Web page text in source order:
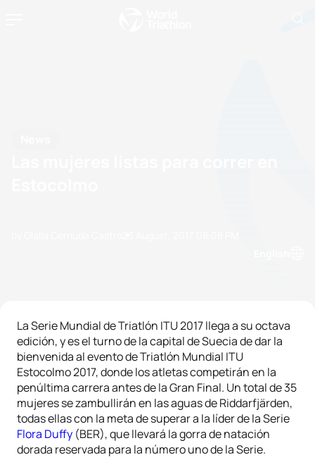
La Serie Mundial de Triatlón ITU 2017 llega a su octava
edición, y es el turno de la capital de Suecia de dar la
bienvenida al evento de Triatlón Mundial ITU
Estocolmo 2017, donde los atletas competirán en la
penúltima carrera antes de la Gran Final. Un total de 35
mujeres se zambullirán en las aguas de Riddarfjärden,
todas ellas con la meta de superar a la líder de la Serie
Flora Duffy (BER), que llevará la gorra de natación
dorada reservada para la número uno de la Serie.